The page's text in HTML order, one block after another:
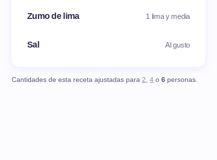
Zumo de lima 1 lima y media
Sal Al gusto
Cantidades de esta receta ajustadas para 2, 4 o 6 personas.